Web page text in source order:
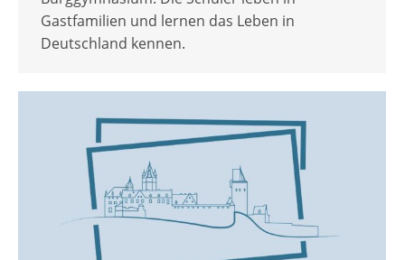
Gastfamilien und lernen das Leben in
Deutschland kennen.